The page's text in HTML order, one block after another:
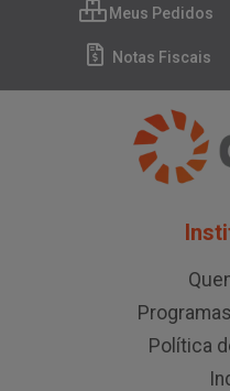
Meus Pedidos
Notas Fiscais
Política